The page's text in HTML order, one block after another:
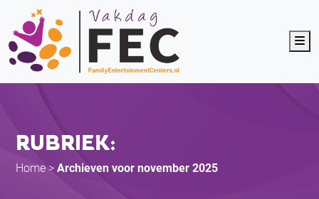
RUBRIEK:
Home > Archieven voor november 2025